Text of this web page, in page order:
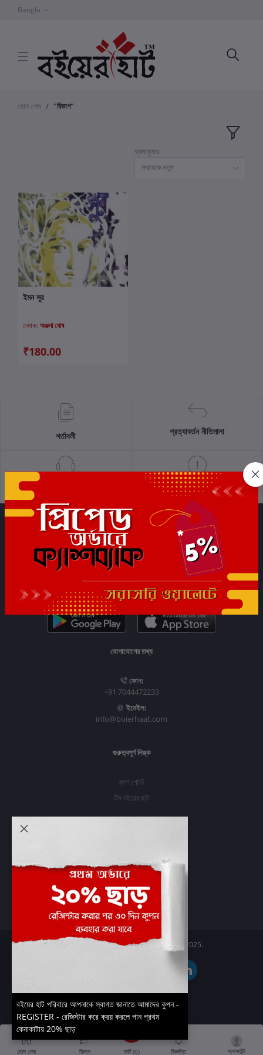
Bangla
হোম পেজ "বিভাগ"
ক্রমানুসার
সবথেকে নতুন
ইমন সুর
লেখক: অঞ্জনা ঘোষ
₹180.00
শর্তাবলী প্রত্যাবর্তন নীতিমালা
গোপনীয়তা নীতি
সাবস্ক্রাইব
যোগাযোগের তথ্য
ফোন:
+91 7044472233
ইমেইল:
info@boierhaat.com
গুরুত্বপূর্ণ লিঙ্ক
ব্লগ পোস্ট
টিম বইয়ের হাট
প্রবেশ করুন
অর্ডার ইতিহাস
আমার ইচ্ছাগুলি
অর্ডার ট্র্যাকিং
Boier Haat™ | © All rights reserved 2025.
হোম পেজ বিভাগ কার্ট (0) বিজ্ঞপ্তি অ্যাকাউন্ট
বইয়ের হাট পরিবারে আপনাকে স্বাগত জানাতে আমাদের কুপন -
REGISTER - রেজিস্টার করে ক্রয় করলে পান প্রথম
কেনাকাটায় 20% ছাড়